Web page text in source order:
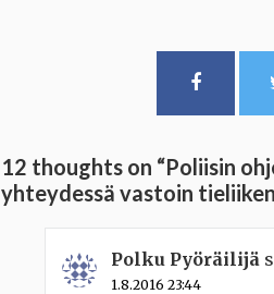
12 thoughts on “Poliisin
yhteydessä vastoin
Polku Pyöräilijä
1.8.2016 23:44